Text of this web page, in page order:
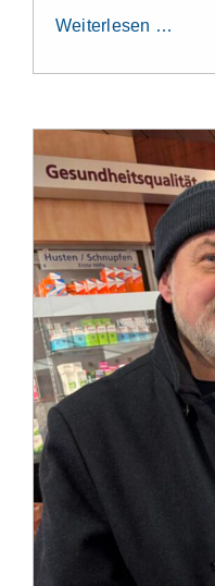
Aktuelles
Leichte Sprache
Stellenangebote und Praktika
Erfahrungsberichte
Datenschutzerklärung
Impressum
Weiterlesen …